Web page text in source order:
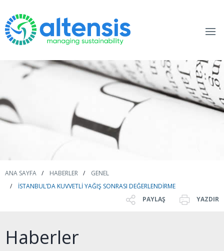
ANA SAYFA HABERLER
GENEL
İSTANBUL’DA KUVVETLI YAĞIŞ SONRASI DEĞERLENDIRME
PAYLAŞ
YAZDIR
Haberler